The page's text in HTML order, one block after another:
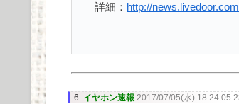
詳細： http://
6: イヤホン速報 2017/07/05(水)